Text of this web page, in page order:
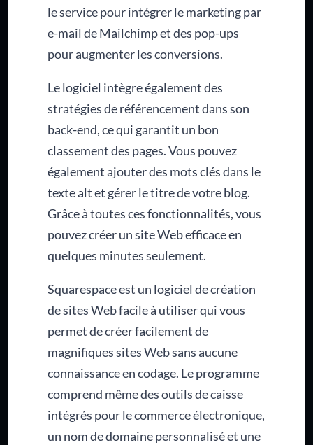
le service pour intégrer le marketing par
e-mail de Mailchimp et des pop-ups
pour augmenter les conversions.
Le logiciel intègre également des
stratégies de référencement dans son
back-end, ce qui garantit un bon
classement des pages. Vous pouvez
également ajouter des mots clés dans le
texte alt et gérer le titre de votre blog.
Grâce à toutes ces fonctionnalités, vous
pouvez créer un site Web efficace en
quelques minutes seulement.
Squarespace est un logiciel de création
de sites Web facile à utiliser qui vous
permet de créer facilement de
magnifiques sites Web sans aucune
connaissance en codage. Le programme
comprend même des outils de caisse
intégrés pour le commerce électronique,
un nom de domaine personnalisé et une